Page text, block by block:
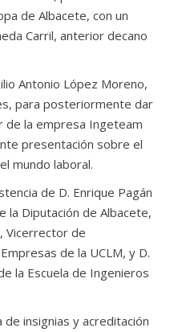
de Albacete, con un
Carril, anterior decano
Antonio López Moreno,
para posteriormente dar
de la empresa Ingeteam
presentación sobre el
mundo laboral.
de D. Enrique Pagán
la Diputación de Albacete,
Vicerrector de
de la UCLM, y D.
la Escuela de Ingenieros
insignias y acreditación